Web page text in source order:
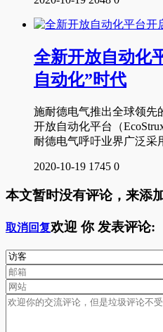
全新开放自动化
自动化”时代
施耐德电气推出全球领先
开放自动化平台（
耐德电气呼吁业界广泛采
2020-10-19 1745 0
本文暂时没有评论，来添
取消回复欢迎 你发表评论: